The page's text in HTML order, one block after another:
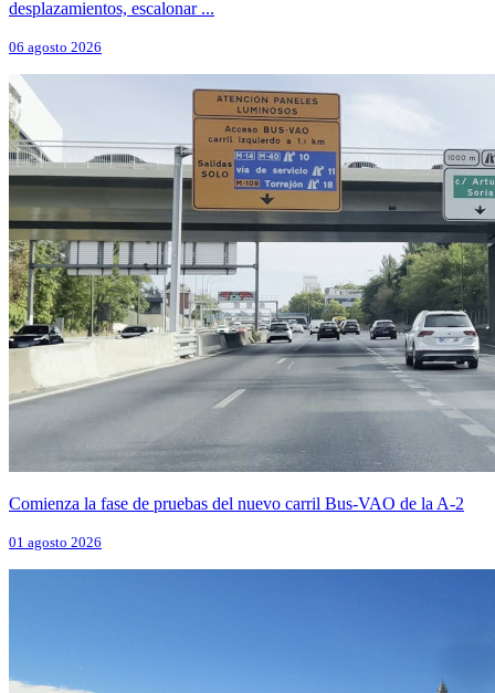
desplazamientos, escalonar ...
06 agosto 2026
Comienza la fase de pruebas del nuevo carril Bus-VAO de la A-2
01 agosto 2026